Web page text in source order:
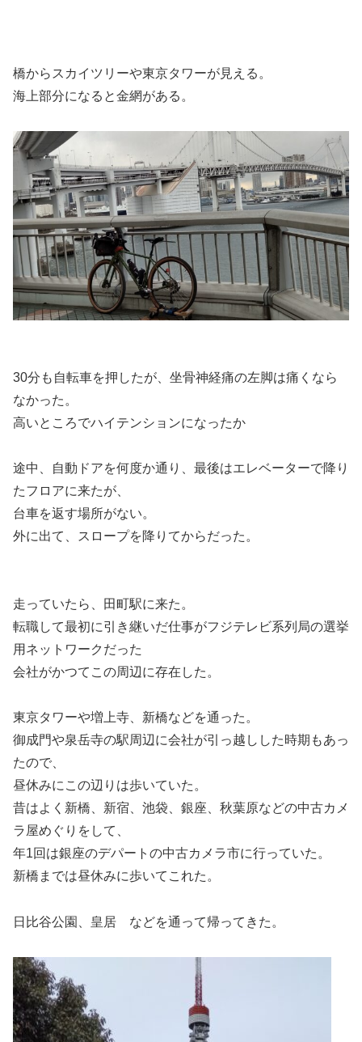
橋からスカイツリーや東京タワーが見える。
海上部分になると金網がある。
30分も自転車を押したが、坐骨神経痛の左脚は痛くなら
なかった。
高いところでハイテンションになったか
途中、自動ドアを何度か通り、最後はエレベーターで降り
たフロアに来たが、
台車を返す場所がない。
外に出て、スロープを降りてからだった。
走っていたら、田町駅に来た。
転職して最初に引き継いだ仕事がフジテレビ系列局の選挙
用ネットワークだった
会社がかつてこの周辺に存在した。
東京タワーや増上寺、新橋などを通った。
御成門や泉岳寺の駅周辺に会社が引っ越しした時期もあっ
たので、
昼休みにこの辺りは歩いていた。
昔はよく新橋、新宿、池袋、銀座、秋葉原などの中古カメ
ラ屋めぐりをして、
年1回は銀座のデパートの中古カメラ市に行っていた。
新橋までは昼休みに歩いてこれた。
日比谷公園、皇居 などを通って帰ってきた。